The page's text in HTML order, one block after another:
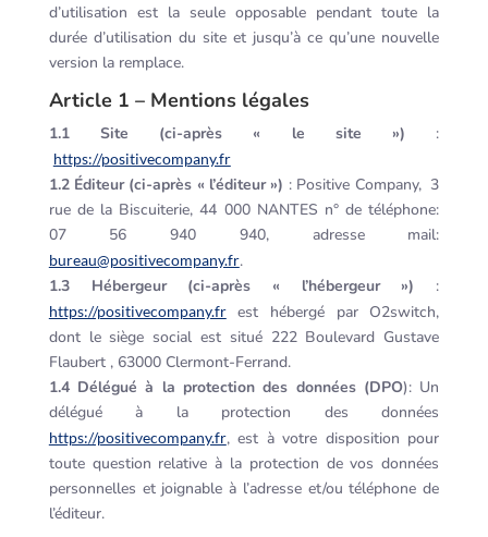
d’utilisation est la seule opposable pendant toute la
durée d’utilisation du site et jusqu’à ce qu’une nouvelle
version la remplace.
Article 1 – Mentions légales
1.1 Site (ci-après « le site ») :
https://positivecompany.fr
1.2 Éditeur (ci-après « l’éditeur ») : Positive Company, 3
rue de la Biscuiterie, 44 000 NANTES n° de téléphone:
07 56 940 940, adresse mail:
bureau@positivecompany.fr.
1.3 Hébergeur (ci-après « l’hébergeur ») :
https://positivecompany.frest hébergé par O2switch,
dont le siège social est situé 222 Boulevard Gustave
Flaubert , 63000 Clermont-Ferrand.
1.4 Délégué à la protection des données (DPO): Un
délégué à la protection des données
https://positivecompany.fr, est à votre disposition pour
toute question relative à la protection de vos données
personnelles et joignable à l’adresse et/ou téléphone de
l’éditeur.